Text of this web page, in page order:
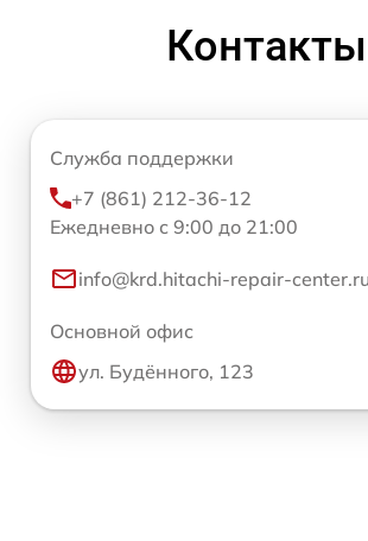
Контакты
Служба поддержки
+7 (861) 212-36-12
Ежедневно с 9:00 до 21:00
info@krd.hitachi-repair-center.ru
Основной офис
ул. Будённого, 123